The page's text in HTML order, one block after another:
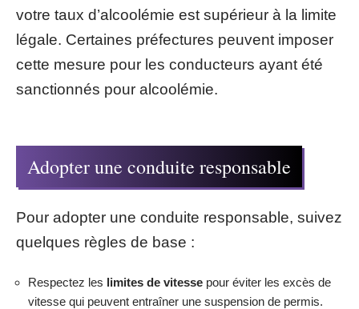
votre taux d’alcoolémie est supérieur à la limite
légale. Certaines préfectures peuvent imposer
cette mesure pour les conducteurs ayant été
sanctionnés pour alcoolémie.
Adopter une conduite responsable
Pour adopter une conduite responsable, suivez
quelques règles de base :
Respectez les limites de vitesse pour éviter les excès de
vitesse qui peuvent entraîner une suspension de permis.